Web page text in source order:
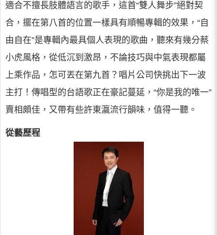
適合不擅長肢體語言的歌手，這首“雙人舞步”絕對契
合，擺在第八首的位置一樣具有順暢專輯的效果，“自
由自在”是專輯內最具個人表現的歌曲，聽來有幾分蔡
小虎風格，從低沉到激昂，不論技巧與中氣表現都屬
上乘作品，怎可丟在第九首？唱片公司快挑出下一波
主打！傳唱型的台語歌正在豪記蔓延，“你是我的唯一”
賣相頗佳，又帶有些許東瀛流行韻味，值得一聽。
從藝歷程